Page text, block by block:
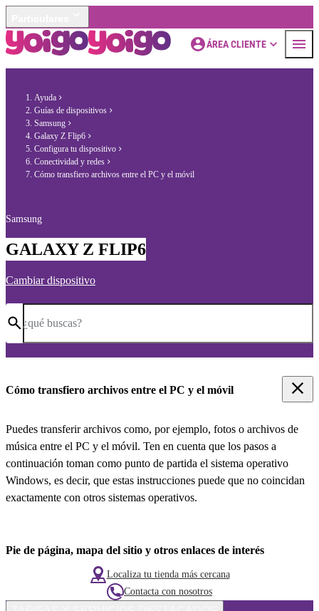
ÁREA CLIENTE
Ayuda
Guías de dispositivos
Samsung
Galaxy Z Flip6
Configura tu dispositivo
Conectividad y redes
Cómo transfiero archivos entre el PC y el móvil
Samsung
GALAXY Z FLIP6
Cambiar dispositivo
¿qué buscas?
Cómo transfiero archivos entre el PC y el móvil
Puedes transferir archivos como, por ejemplo, fotos o archivos de
música entre el PC y el móvil. Ten en cuenta que los pasos a
continuación toman como punto de partida el sistema operativo
Windows, es decir, que estas instrucciones puede que no coincidan
exactamente con otros sistemas operativos.
Pie de página, mapa del sitio y otros enlaces de interés
Localiza tu tienda más cercana
Contacta con nosotros